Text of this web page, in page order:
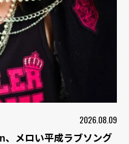
2026.08.09
、メロい平成ラブソング